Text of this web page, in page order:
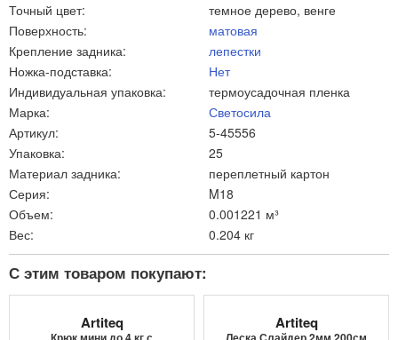
Точный цвет:
темное дерево, венге
Поверхность:
матовая
Крепление задника:
лепестки
Ножка-подставка:
Нет
Индивидуальная упаковка:
термоусадочная пленка
Марка:
Светосила
Артикул:
5-45556
Упаковка:
25
Материал задника:
переплетный картон
Серия:
M18
Объем:
0.001221 м³
Вес:
0.204 кг
С этим товаром покупают:
Artiteq Artiteq